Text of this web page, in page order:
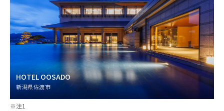
HOTEL OOSADO
新潟県佐渡市
※注1